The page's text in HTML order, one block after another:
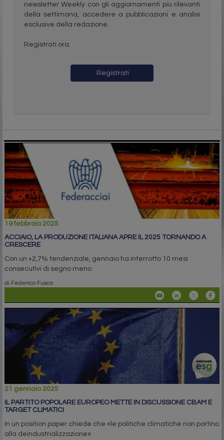
newsletter Weekly con gli aggiornamenti più rilevanti
della settimana, accedere a pubblicazioni e analisi
esclusive della redazione.
Registrati ora.
Registrati
19 febbraio 2025
ACCIAIO, LA PRODUZIONE ITALIANA APRE IL 2025 TORNANDO A
CRESCERE
Con un +2,7% tendenziale, gennaio ha interrotto 10 mesi
consecutivi di segno meno
di Federico Fusca
21 gennaio 2025
IL PARTITO POPOLARE EUROPEO METTE IN DISCUSSIONE CBAM E
TARGET CLIMATICI
In un position paper chiede che «le politiche climatiche non portino
alla deindustrializzazione»